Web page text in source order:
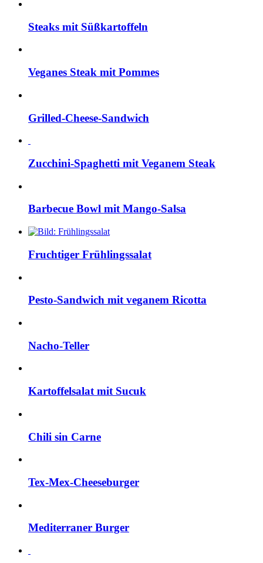
Steaks mit Süßkartoffeln
Veganes Steak mit Pommes
Grilled-Cheese-Sandwich
Zucchini-Spaghetti mit Veganem Steak
Barbecue Bowl mit Mango-Salsa
Fruchtiger Frühlingssalat
Pesto-Sandwich mit veganem Ricotta
Nacho-Teller
Kartoffelsalat mit Sucuk
Chili sin Carne
Tex-Mex-Cheeseburger
Mediterraner Burger